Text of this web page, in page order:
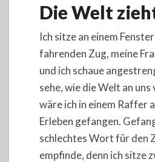
Die Welt
Ich sitze an einem
fahrenden Zug, meine
und ich schaue
sehe, wie die Welt an
wäre ich in einem Raffer
Erleben gefangen.
schlechtes Wort für den
empfinde, denn ich sitze